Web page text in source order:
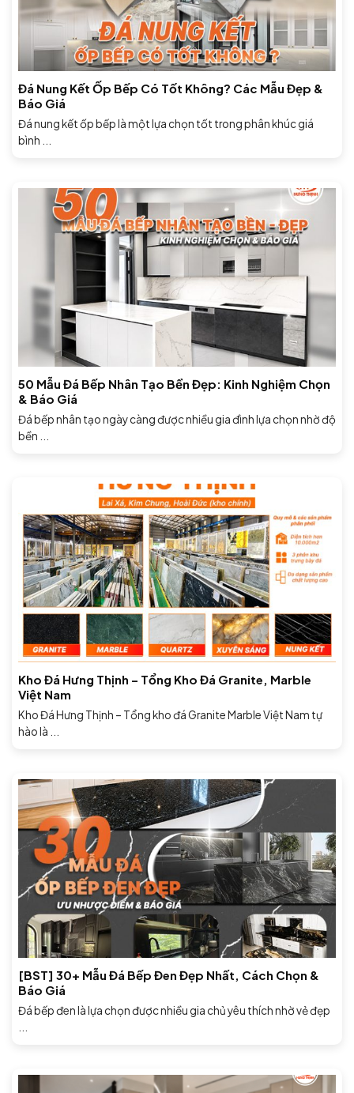
Đá Nung Kết Ốp Bếp Có Tốt Không? Các Mẫu Đẹp &
Báo Giá
Đá nung kết ốp bếp là một lựa chọn tốt trong phân khúc giá
bình ...
50 Mẫu Đá Bếp Nhân Tạo Bền Đẹp: Kinh Nghiệm Chọn
& Báo Giá
Đá bếp nhân tạo ngày càng được nhiều gia đình lựa chọn nhờ độ
bền ...
Kho Đá Hưng Thịnh – Tổng Kho Đá Granite, Marble
Việt Nam
Kho Đá Hưng Thịnh – Tổng kho đá Granite Marble Việt Nam tự
hào là ...
[BST] 30+ Mẫu Đá Bếp Đen Đẹp Nhất, Cách Chọn &
Báo Giá
Đá bếp đen là lựa chọn được nhiều gia chủ yêu thích nhờ vẻ đẹp